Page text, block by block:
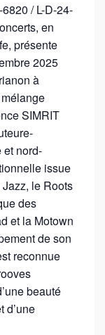
/ L-D-24-
en
présente
2025
à
SIMRIT
et nord-
issue
le Roots
des
et la Motown
de son
reconnue
beauté
d’une